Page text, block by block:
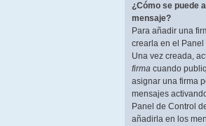
¿Cómo se puede
mensaje?
Para añadir una
crearla en el
Una vez creada,
firma cuando
asignar una firma
mensajes
Panel de Control
añadirla en los